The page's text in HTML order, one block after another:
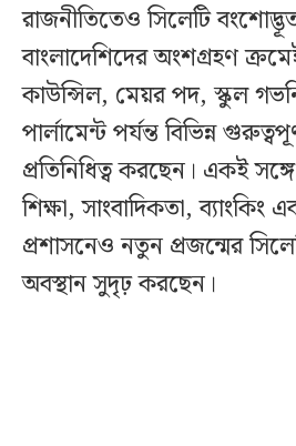
রাজনীতিতেও সিলেটি
বাংলাদেশিদের অংশগ্রহণ
কাউন্সিল, মেয়র পদ, স্কুল
পার্লামেন্ট পর্যন্ত বিভিন্ন
প্রতিনিধিত্ব করছেন। একই
শিক্ষা, সাংবাদিকতা, ব্যাংকিং
প্রশাসনেও নতুন প্রজন্মের
অবস্থান সুদৃঢ় করছেন।